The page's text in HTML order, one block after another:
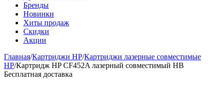
Бренды
Новинки
Хиты продаж
Скидки
Акции
Главная/Картриджи HP/Картриджи лазерные совместимые
HP/Картридж HP CF452A лазерный совместимый HB
Бесплатная доставка